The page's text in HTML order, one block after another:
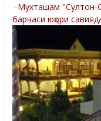
-Мухташам "Султон-
барчаси юқори